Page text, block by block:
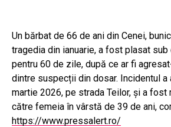
Un bărbat de 66 de ani din Cenei,
tragedia din ianuarie, a fost plasat
pentru 60 de zile, după ce ar fi
dintre suspecții din dosar. Incidentul a
martie 2026, pe strada Teilor, și a
către femeia în vârstă de 39 de ani,
https://www.pressalert.ro/